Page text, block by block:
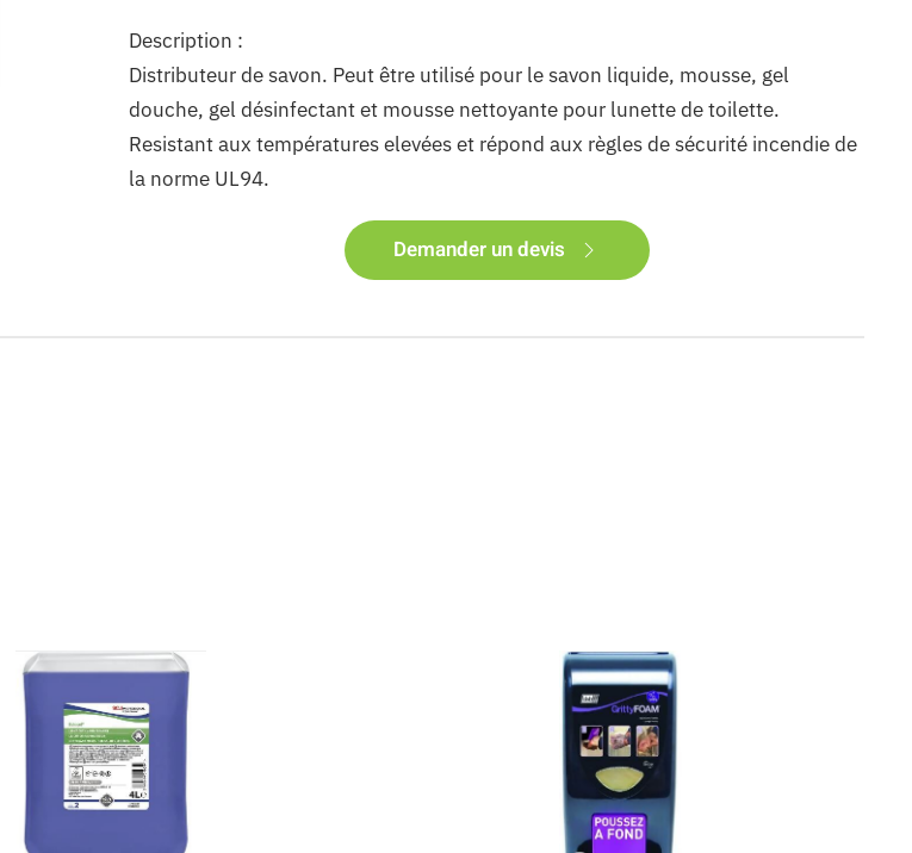
Description :
Distributeur de savon. Peut être utilisé pour le savon liquide, mousse, gel
douche, gel désinfectant et mousse nettoyante pour lunette de toilette.
Resistant aux températures elevées et répond aux règles de sécurité incendie de
la norme UL94.
Demander un devis